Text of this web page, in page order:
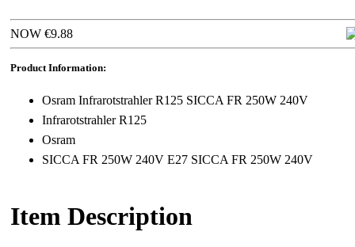
NOW €9.88
Product Information:
Osram Infrarotstrahler R125 SICCA FR 250W 240V
Infrarotstrahler R125
Osram
SICCA FR 250W 240V E27 SICCA FR 250W 240V
Item Description